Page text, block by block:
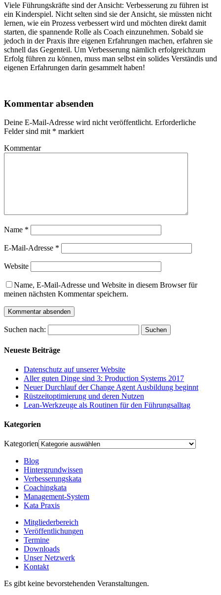
Viele Führungskräfte sind der Ansicht: Verbesserung zu führen ist
ein Kinderspiel. Nicht selten sind sie der Ansicht, sie müssten nicht
lernen, wie ein Prozess verbessert wird und möchten direkt damit
starten, die spannende Rolle als Coach einzunehmen. Sobald sie
jedoch in der Praxis ihre eigenen Erfahrungen machen, erfahren sie
schnell das Gegenteil. Um Verbesserung nämlich erfolgreichzum
Erfolg führen zu können, muss man selbst ein solides Verständis und
eigenen Erfahrungen darin gesammelt haben!
Kommentar absenden
Deine E-Mail-Adresse wird nicht veröffentlicht. Erforderliche
Felder sind mit * markiert
Kommentar
Name *
E-Mail-Adresse *
Website
Name, E-Mail-Adresse und Website in diesem Browser für
meinen nächsten Kommentar speichern.
Suchen nach:
Neueste Beiträge
Datenschutz auf unserer Website
Aller guten Dinge sind 3: Production Systems 2017
Neuer Durchlauf der Change Agent Ausbildung beginnt
Rüstzeitoptimierung und deren Nutzen
Lean-Werkzeuge als Routinen für den Führungsalltag
Kategorien
Kategorien
Blog
Hintergrundwissen
Verbesserungskata
Coachingkata
Management-System
Kata Praxis
Mitgliederbereich
Veröffentlichungen
Termine
Downloads
Unser Netzwerk
Kontakt
Es gibt keine bevorstehenden Veranstaltungen.